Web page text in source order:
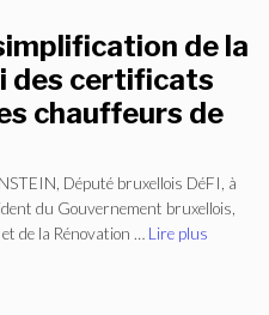
de la
des certificats
chauffeurs de
Député bruxellois DéFI, à
du Gouvernement bruxellois,
de la Rénovation … Lire plus